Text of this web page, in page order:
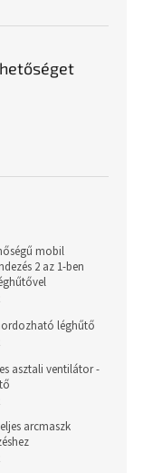
mobil
2 az 1-ben
léghűtő
asztali ventilátor -
arcmaszk